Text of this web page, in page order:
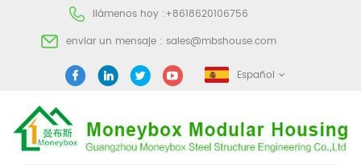
llámenos hoy :+8618620106756
enviar un mensaje : sales@mbshouse.com
Español